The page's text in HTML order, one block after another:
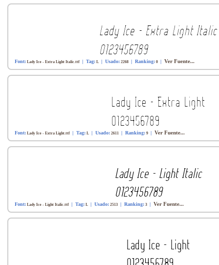
Font: Lady Ice - Extra Light Italic.ttf | Tag: L | Usado: 2268 | Ranking: 0 | Ver Fuente...
Font: Lady Ice - Extra Light.ttf | Tag: L | Usado: 2611 | Ranking: 9 | Ver Fuente...
Font: Lady Ice - Light Italic.ttf | Tag: L | Usado: 2513 | Ranking: 3 | Ver Fuente...